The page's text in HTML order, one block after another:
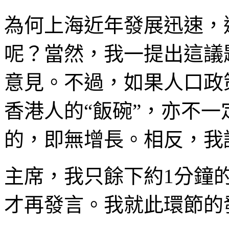
為何上海近年發展迅速
呢？當然，我一提出這
意見。不過，如果人口
香港人的“飯碗”，亦不
的，即無增長。相反，
主席，我只餘下約1分鐘
才再發言。我就此環節